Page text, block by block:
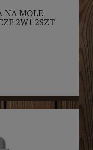
NA MOLE
2W1 2SZT